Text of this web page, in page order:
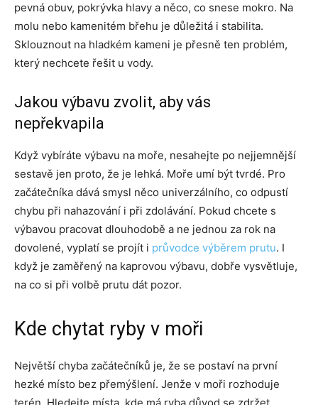
pevná obuv, pokrývka hlavy a něco, co snese mokro. Na
molu nebo kamenitém břehu je důležitá i stabilita.
Sklouznout na hladkém kameni je přesně ten problém,
který nechcete řešit u vody.
Jakou výbavu zvolit, aby vás
nepřekvapila
Když vybíráte výbavu na moře, nesahejte po nejjemnější
sestavě jen proto, že je lehká. Moře umí být tvrdé. Pro
začátečníka dává smysl něco univerzálního, co odpustí
chybu při nahazování i při zdolávání. Pokud chcete s
výbavou pracovat dlouhodobě a ne jednou za rok na
dovolené, vyplatí se projít i průvodce výběrem prutu. I
když je zaměřený na kaprovou výbavu, dobře vysvětluje,
na co si při volbě prutu dát pozor.
Kde chytat ryby v moři
Největší chyba začátečníků je, že se postaví na první
hezké místo bez přemýšlení. Jenže v moři rozhoduje